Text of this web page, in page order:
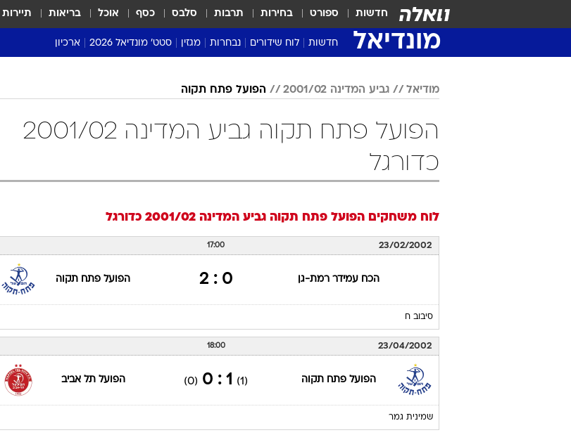
חדשות ספורט בחירות תרבות סלבס כסף אוכל בריאות תיירות
מונדיאל חדשות לוח שידורים נבחרות מגזין סטט' מונדיאל 2026 ארכיון
מודיאל גביע המדינה 2001/02 הפועל פתח תקוה
הפועל פתח תקוה גביע המדינה 2001/02
כדורגל
לוח משחקים הפועל פתח תקוה גביע המדינה 2001/02 כדורגל
23/02/2002
17:00
הכח עמידר רמת-גן 0 : 2 הפועל פתח תקוה
סיבוב ח
23/04/2002
18:00
הפועל פתח תקוה (1)
1 : 0
(0) הפועל תל אביב
שמינית גמר